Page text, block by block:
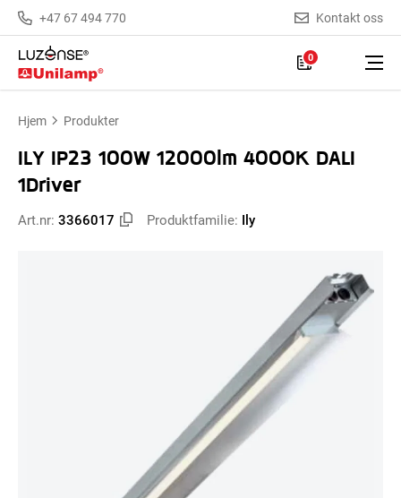
+47 67 494 770 Kontakt oss
0
Hjem Produkter
ILY IP23 100W 12000lm 4000K DALI
1Driver
Art.nr: 3366017 Produktfamilie: Ily